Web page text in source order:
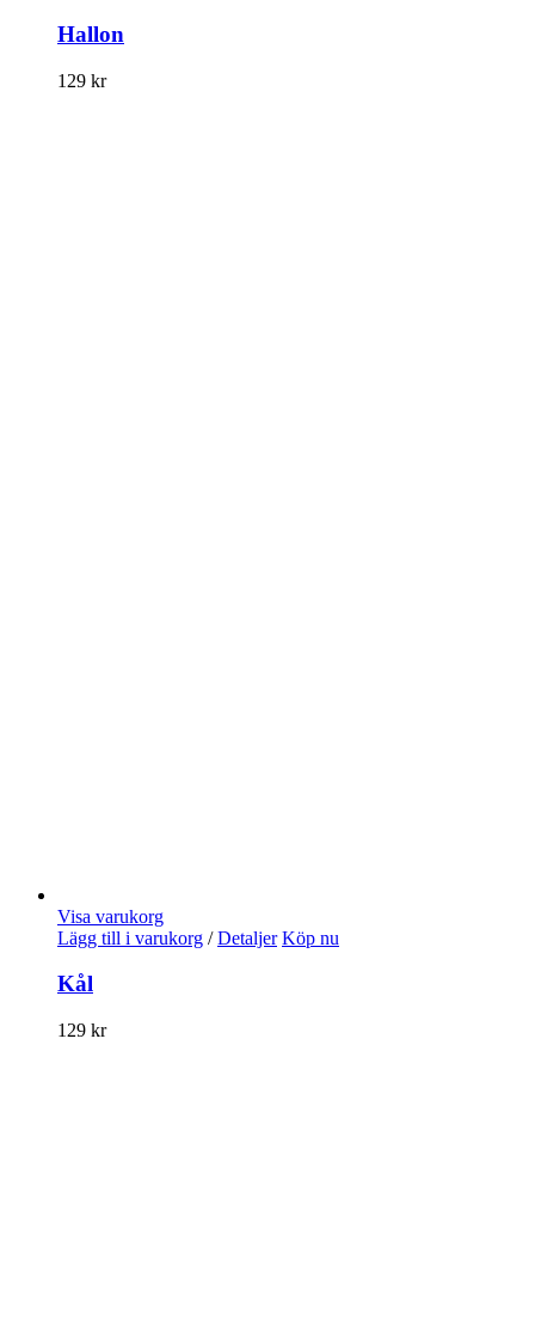
Hallon
129 kr
Visa varukorg
Lägg till i varukorg / Detaljer Köp nu
Kål
129 kr